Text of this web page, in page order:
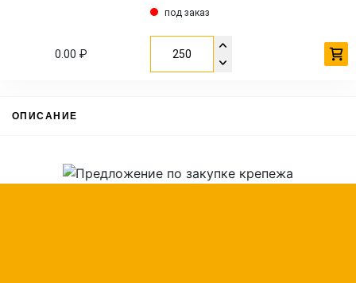
под заказ
0.00 ₽
ОПИСАНИЕ